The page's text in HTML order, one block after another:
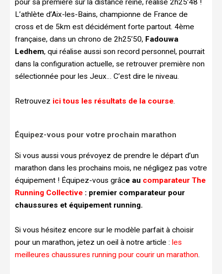
pour sa première sur la distance reine, réalise 2h25’48 !
L’athlète d’Aix-les-Bains, championne de France de
cross et de 5km est décidément forte partout. 4ème
française, dans un chrono de 2h25’50, Fadouwa
Ledhem, qui réalise aussi son record personnel, pourrait
dans la configuration actuelle, se retrouver première non
sélectionnée pour les Jeux… C’est dire le niveau.
Retrouvez ici tous les résultats de la course.
Équipez-vous pour votre prochain marathon
Si vous aussi vous prévoyez de prendre le départ d’un
marathon dans les prochains mois, ne négligez pas votre
équipement ! Équipez-vous grâce au comparateur The
Running Collective : premier comparateur pour
chaussures et équipement running.
Si vous hésitez encore sur le modèle parfait à choisir
pour un marathon, jetez un oeil à notre article : les
meilleures chaussures running pour courir un marathon.